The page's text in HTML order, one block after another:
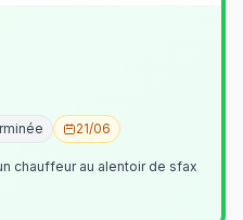
21/06
chauffeur au alentoir de sfax